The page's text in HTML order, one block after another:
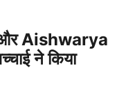
Aishwarya
ने किया